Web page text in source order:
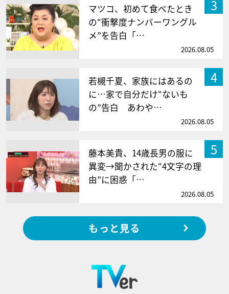
3
マツコ、初めて食べたとき
の“衝撃度ナンバーワングル
メ”を告白「…
2026.08.05
4
若槻千夏、家族にはあるの
に…家で自分だけ“ないも
の”告白 あわや…
2026.08.05
5
藤本美貴、14歳長男の服に
異変→聞かされた“4文字の理
由”に困惑「…
2026.08.05
もっと見る